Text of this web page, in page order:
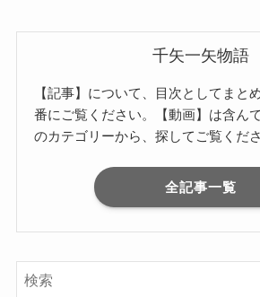
千矢一矢物語
【記事】について、目次としてまと
番にご覧ください。【動画】は含ん
のカテゴリーから、探してご覧くださ
全記事一覧